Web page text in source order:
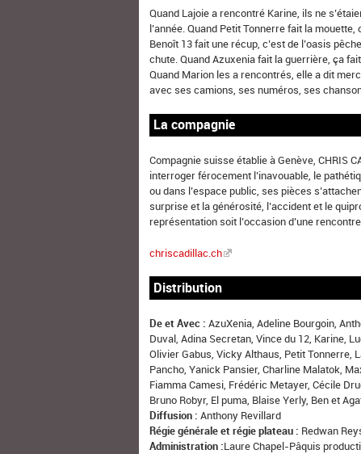
Quand Lajoie a rencontré Karine, ils ne
l’année. Quand Petit Tonnerre fait la
Benoît 13 fait une récup, c’est de l’oasis
chute. Quand Azuxenia fait la guerrière, ça
Quand Marion les a rencontrés, elle a dit
avec ses camions, ses numéros, ses
La compagnie
Compagnie suisse établie à Genève, CHRIS
interroger férocement l’inavouable, le
ou dans l’espace public, ses pièces
surprise et la générosité, l’accident et le
représentation soit l’occasion d’une
chriscadillac.ch
Distribution
De et Avec : AzuXenia, Adeline Bourgoin,
Duval, Adina Secretan, Vince du 12, Karine,
Olivier Gabus, Vicky Althaus, Petit Tonnerre,
Pancho, Yanick Pansier, Charline Malatok,
Fiamma Camesi, Frédéric Metayer, Cécile
Bruno Robyr, El puma, Blaise Yerly, Ben et
Diffusion : Anthony Revillard
Régie générale et régie plateau : Redwan
Administration :Laure Chapel-Pâquis